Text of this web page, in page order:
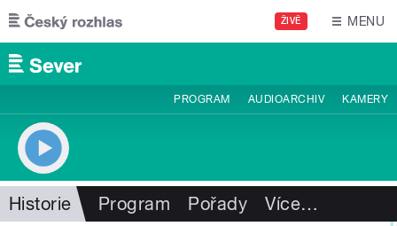
Přejít k hlavnímu obsahu
ŽIVĚ MENU
PROGRAM AUDIOARCHIV KAMERY
Historie Program Pořady Více…